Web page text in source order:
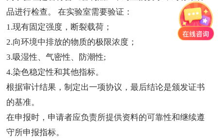
品进行检查。 在实验室需要验证：
1.现有固定强度，断裂载荷；
2.向环境中排放的物质的极限浓度；
3.吸湿性、气密性、防潮性;
4.染色稳定性和其他指标。
根据审计结果，制定出一项协议，最后结论是颁发证书
的基准。
在申报时，申请者应负责所提供资料的可靠性和继续遵
守所申报指标。